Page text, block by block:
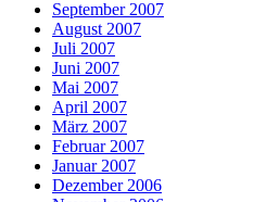
September 2007
August 2007
Juli 2007
Juni 2007
Mai 2007
April 2007
März 2007
Februar 2007
Januar 2007
Dezember 2006